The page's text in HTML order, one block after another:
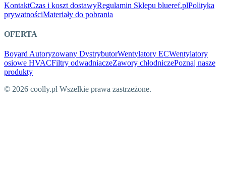
KontaktCzas i koszt dostawyRegulamin Sklepu blueref.plPolityka
prywatnościMateriały do pobrania
OFERTA
Boyard Autoryzowany DystrybutorWentylatory ECWentylatory
osiowe HVACFiltry odwadniaczeZawory chłodniczePoznaj nasze
produkty
© 2026 coolly.pl Wszelkie prawa zastrzeżone.